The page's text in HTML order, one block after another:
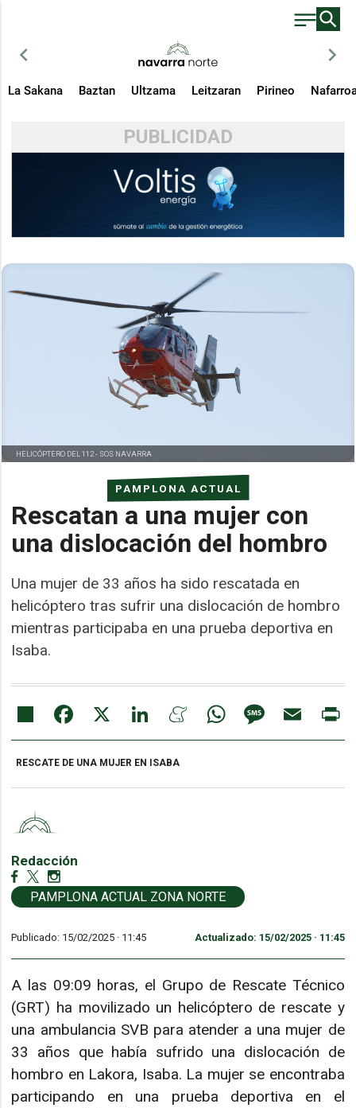
chevron_left chevron_right
La Sakana Baztan Ultzama Leitzaran Pirineo
PUBLICIDAD
PAMPLONA ACTUAL
Rescatan a una mujer con
una dislocación del hombro
Una mujer de 33 años ha sido rescatada en
helicóptero tras sufrir una dislocación de hombro
mientras participaba en una prueba deportiva en
Isaba.
HELICÓPTERO DEL 112 - SOS NAVARRA
Share Facebook LinkedIn MeneameWhatsAppMessageEmail
RESCATE DE UNA MUJER EN ISABA
Redacción
PAMPLONA ACTUAL ZONA NORTE
Publicado: 15/02/2025 · 11:45 Actualizado: 15/02/2025 · 11:45
A las 09:09 horas, el Grupo de Rescate Técnico
(GRT) ha movilizado un helicóptero de rescate y
una ambulancia SVB para atender a una mujer de
33 años que había sufrido una dislocación de
hombro en Lakora, Isaba. La mujer se encontraba
participando en una prueba deportiva en el